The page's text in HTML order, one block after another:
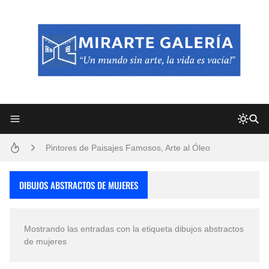
Pintores de Paisajes Famosos, Arte al Óleo
DIBUJOS ABSTRACTOS DE MUJERES
Mostrando las entradas con la etiqueta dibujos abstractos
de mujeres